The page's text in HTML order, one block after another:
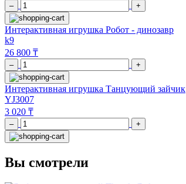
– +
Интерактивная игрушка Робот - динозавр
k9
26 800 ₸
– +
Интерактивная игрушка Танцующий зайчик
YJ3007
3 020 ₸
– +
Вы смотрели